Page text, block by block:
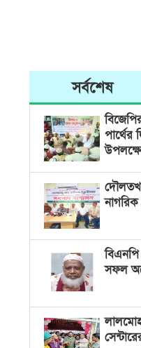
সর্বশেষ
পার্থের
নাগরিক
সফল